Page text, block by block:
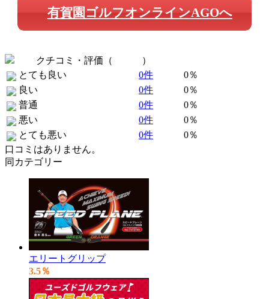
有賀園ゴルフオンラインAGOへ
クチコミ・評価（
）
とても良い
0件
0％
良い
0件
0％
普通
0件
0％
悪い
0件
0％
とても悪い
0件
0％
口コミはありません。
同カテゴリー
エリートグリップ
3.5％